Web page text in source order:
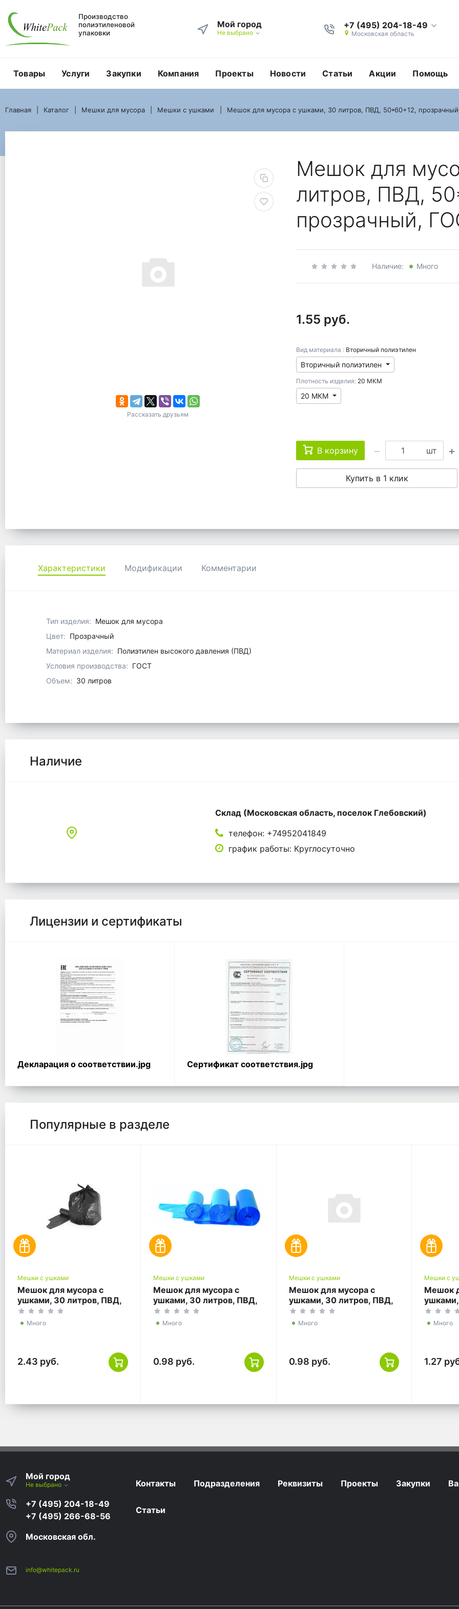
Производство
полиэтиленовой
упаковки
Мой город
Не выбрано
+7 (495) 204-18-49
Московская область
Товары Услуги Закупки Компания Проекты Новости Статьи Акции Помощь
Главная
Мешки с ушками
Мешок для мусора с ушками, 30 литров, ПВД, 50*60+12, прозрачный, ГОСТ
Мешок для мусора с ушками, 30 литров,
Главная Каталог Мешки для мусора Мешки с ушками Мешок для мусора с ушками, 30 литров, ПВД, 50*60+12,
Рассказать друзьям
Мешок для
литров, ПВД,
прозрачный,
Наличие: Много
1.55 руб.
Вид материала : Вторичный полиэтилен
Вторичный полиэтилен
Плотность изделия: 20 МКМ
20 МКМ
В корзину шт
Купить в 1 клик
Характеристики Модификации Комментарии
Тип изделия: Мешок для мусора
Цвет: Прозрачный
Материал изделия: Полиэтилен высокого давления (ПВД)
Условия производства: ГОСТ
Объем: 30 литров
Наличие
Склад (Московская область, поселок Глебовский)
телефон: +74952041849
график работы: Круглосуточно
Лицензии и сертификаты
Декларация о соответствии.jpg Сертификат соответствия.jpg
Популярные в разделе
Мешки с ушками
Мешок для мусора с
ушками, 30 литров, ПВД,
50*60+12, черный, ГОСТ
Много
2.43 руб.
Мешки с ушками
Мешок для мусора с
ушками, 30 литров, ПВД,
48*58+12, синий, ТУ
Много
0.98 руб.
Мешки с ушками
Мешок для мусора с
ушками, 30 литров, ПВД,
48*58+12, желтый, ТУ
Много
0.98 руб.
Мешки с
Мешок
Много
1.27
Мой город
Не выбрано
+7 (495) 204-18-49
+7 (495) 266-68-56
Московская обл.
info@whitepack.ru
Контакты Подразделения Реквизиты Проекты Закупки
Статьи